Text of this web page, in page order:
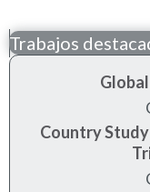
Trabajos
Country